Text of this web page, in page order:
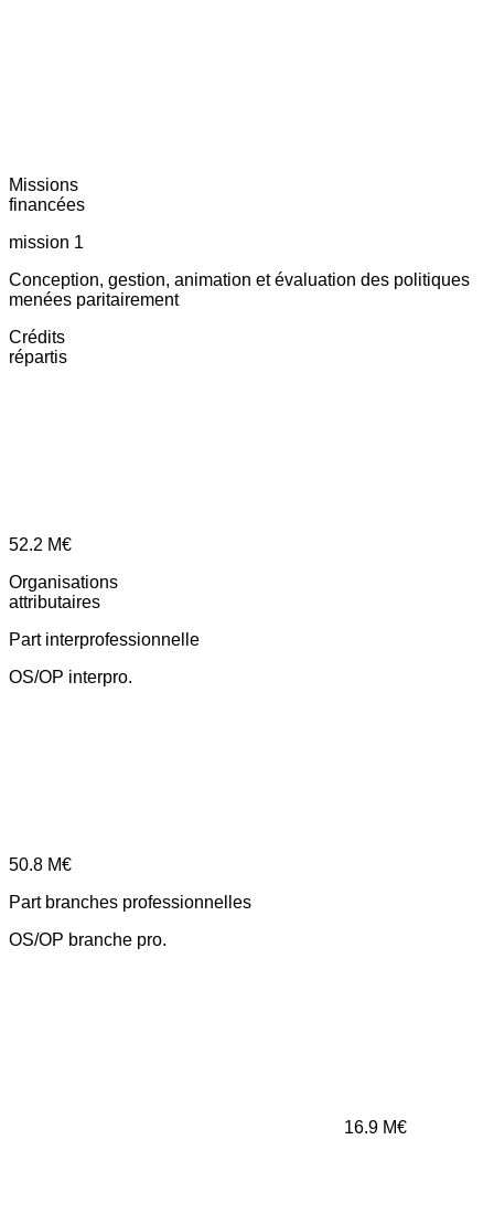
Missions
financées
mission 1
Conception, gestion, animation et évaluation des politiques
menées paritairement
Crédits
répartis
52.2 M€
Organisations
attributaires
Part interprofessionnelle
OS/OP interpro.
50.8 M€
Part branches professionnelles
OS/OP branche pro.
16.9 M€